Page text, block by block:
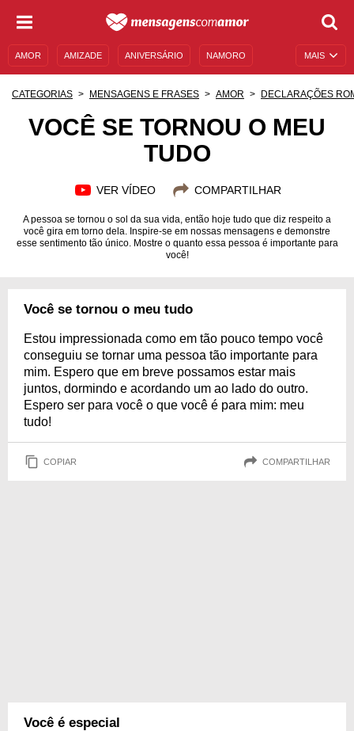
MAIS
AMOR AMIZADE ANIVERSÁRIO NAMORO
UNIVERSO FEMININO
MENSAGENS DE ANIVERSÁRIO
CATEGORIAS MENSAGENS E FRASES AMOR DECLARAÇÕES
VOCÊ SE TORNOU O MEU
TUDO
VER VÍDEO COMPARTILHAR
A pessoa se tornou o sol da sua vida, então hoje tudo que diz respeito a
você gira em torno dela. Inspire-se em nossas mensagens e demonstre
esse sentimento tão único. Mostre o quanto essa pessoa é importante para
você!
Você se tornou o meu tudo
Estou impressionada como em tão pouco tempo você
conseguiu se tornar uma pessoa tão importante para
mim. Espero que em breve possamos estar mais
juntos, dormindo e acordando um ao lado do outro.
Espero ser para você o que você é para mim: meu
tudo!
COPIAR COMPARTILHAR
Você é especial